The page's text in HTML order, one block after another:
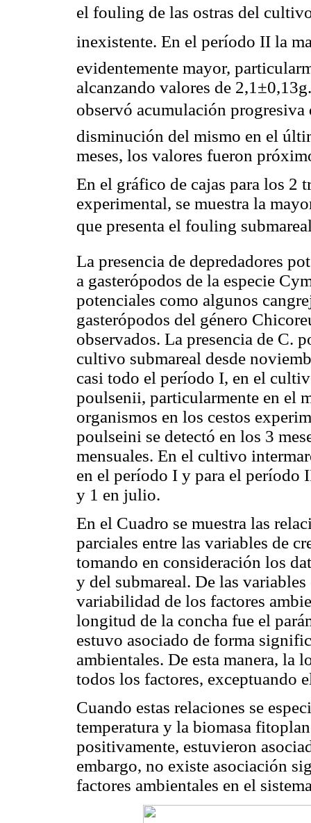
el fouling de las ostras del
inexistente. En el período II la
evidentemente mayor,
alcanzando valores de
observó acumulación progresiva
disminución del mismo en el
meses, los valores fueron
En el gráfico de cajas para los 2
experimental, se muestra la
que presenta el fouling
La presencia de depredadores
a gasterópodos de la especie
potenciales como algunos
gasterópodos del género
observados. La presencia de C.
cultivo submareal desde
casi todo el período I, en el
poulsenii, particularmente en el
organismos en los cestos
poulseini se detectó en los 3
mensuales. En el cultivo
en el período I y para el período
y 1 en julio.
En el Cuadro se muestra las
parciales entre las variables de
tomando en consideración los
y del submareal. De las
variabilidad de los factores
longitud de la concha fue el
estuvo asociado de forma
ambientales. De esta manera, la
todos los factores, exceptuando
Cuando estas relaciones se
temperatura y la biomasa
positivamente, estuvieron
embargo, no existe asociación
factores ambientales en el